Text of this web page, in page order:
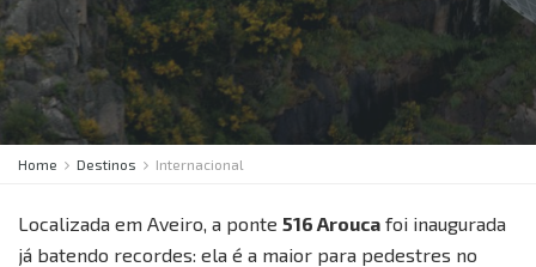
Home Destinos Internacional
Localizada em Aveiro, a ponte 516 Arouca foi inaugurada
já batendo recordes: ela é a maior para pedestres no